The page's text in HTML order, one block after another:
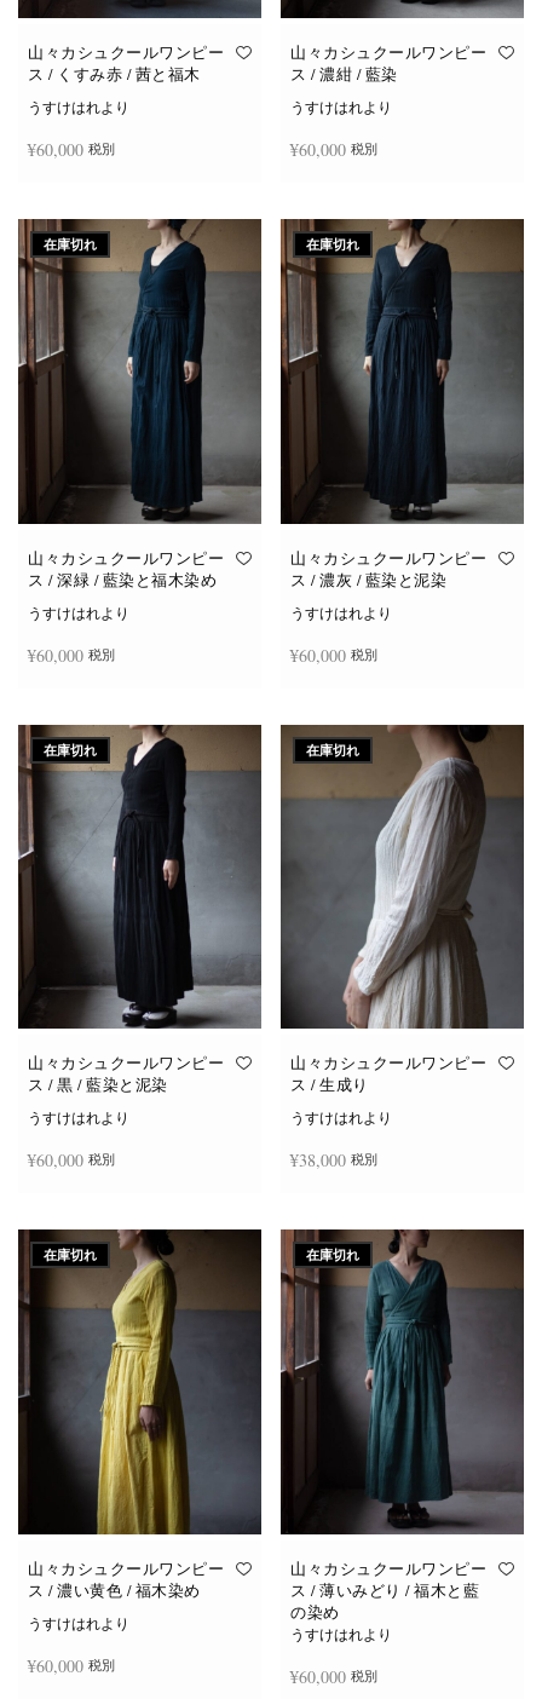
山々カシュクールワンピー
ス / くすみ赤 / 茜と福木
うすけはれより
¥60,000 税別
山々カシュクールワンピー
ス / 濃紺 / 藍染
うすけはれより
¥60,000 税別
在庫切れ
山々カシュクールワンピー
ス / 深緑 / 藍染と福木染め
うすけはれより
¥60,000 税別
在庫切れ
山々カシュクールワンピー
ス / 濃灰 / 藍染と泥染
うすけはれより
¥60,000 税別
在庫切れ
山々カシュクールワンピー
ス / 黒 / 藍染と泥染
うすけはれより
¥60,000 税別
在庫切れ
山々カシュクールワンピー
ス / 生成り
うすけはれより
¥38,000 税別
在庫切れ
山々カシュクールワンピー
ス / 濃い黄色 / 福木染め
うすけはれより
¥60,000 税別
在庫切れ
山々カシュクールワンピー
ス / 薄いみどり / 福木と藍
の染め
うすけはれより
¥60,000 税別